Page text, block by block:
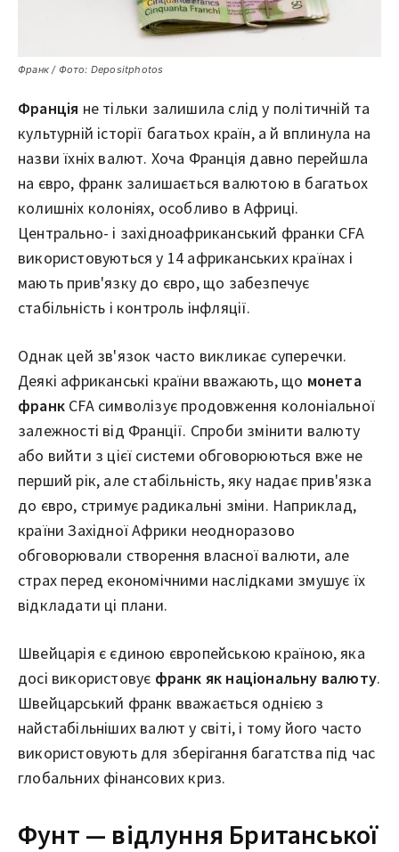
Франк / Фото: Depositphotos
Франція не тільки залишила слід у політичній та
культурній історії багатьох країн, а й вплинула на
назви їхніх валют. Хоча Франція давно перейшла
на євро, франк залишається валютою в багатьох
колишніх колоніях, особливо в Африці.
Центрально- і західноафриканський франки CFA
використовуються у 14 африканських країнах і
мають прив'язку до євро, що забезпечує
стабільність і контроль інфляції.
Однак цей зв'язок часто викликає суперечки.
Деякі африканські країни вважають, що монета
франк CFA символізує продовження колоніальної
залежності від Франції. Спроби змінити валюту
або вийти з цієї системи обговорюються вже не
перший рік, але стабільність, яку надає прив'язка
до євро, стримує радикальні зміни. Наприклад,
країни Західної Африки неодноразово
обговорювали створення власної валюти, але
страх перед економічними наслідками змушує їх
відкладати ці плани.
Швейцарія є єдиною європейською країною, яка
досі використовує франк як національну валюту.
Швейцарський франк вважається однією з
найстабільніших валют у світі, і тому його часто
використовують для зберігання багатства під час
глобальних фінансових криз.
Фунт — відлуння Британської